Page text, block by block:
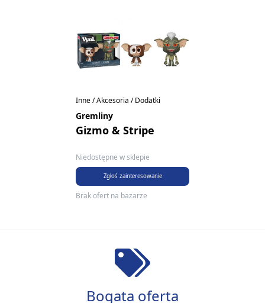
Inne / Akcesoria / Dodatki
Gremliny
Gizmo & Stripe
Niedostępne w sklepie
Zgłoś zainteresowanie
Brak ofert na bazarze
Bogata oferta